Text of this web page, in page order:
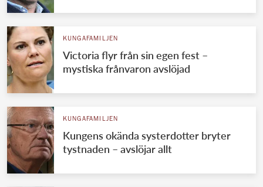
KUNGAFAMILJEN
Victoria flyr från sin egen fest –
mystiska frånvaron avslöjad
KUNGAFAMILJEN
Kungens okända systerdotter bryter
tystnaden – avslöjar allt